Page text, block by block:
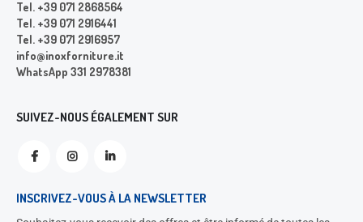
Tel. +39 071 2868564
Tel. +39 071 2916441
Tel. +39 071 2916957
info@inoxforniture.it
WhatsApp 331 2978381
SUIVEZ-NOUS ÉGALEMENT SUR
INSCRIVEZ-VOUS À LA NEWSLETTER